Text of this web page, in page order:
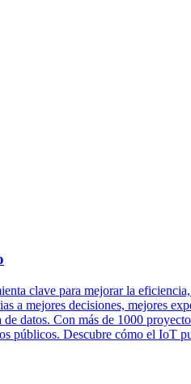
clave para mejorar la
a mejores decisiones, mejores
datos. Con más de 1000
Descubre cómo el IoT